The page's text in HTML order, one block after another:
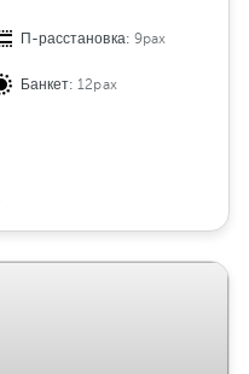
П-расстановка: 9pax
Банкет:12pax